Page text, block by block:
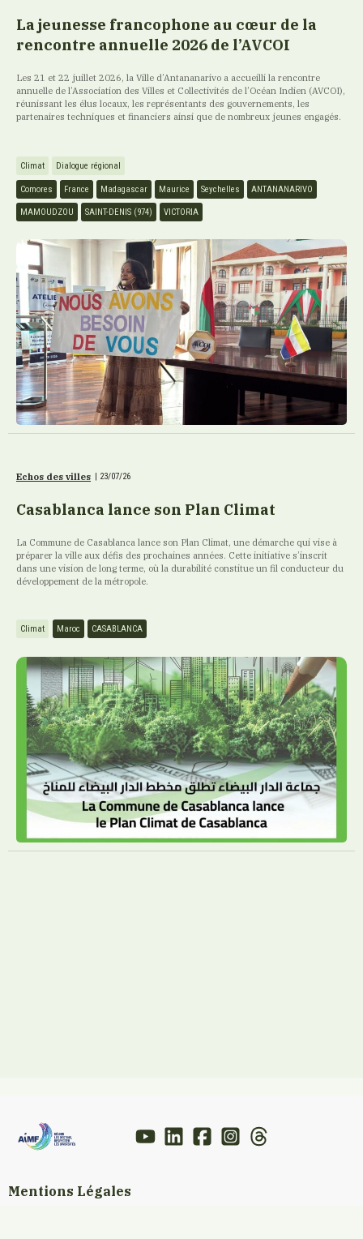
La jeunesse francophone au cœur de la
rencontre annuelle 2026 de l’AVCOI
Les 21 et 22 juillet 2026, la Ville d’Antananarivo a accueilli la rencontre
annuelle de l’Association des Villes et Collectivités de l’Océan Indien (AVCOI),
réunissant les élus locaux, les représentants des gouvernements, les
partenaires techniques et financiers ainsi que de nombreux jeunes engagés.
Climat Dialogue régional
Comores France Madagascar Maurice Seychelles ANTANANARIVO
MAMOUDZOU SAINT-DENIS (974) VICTORIA
Echos des villes 23/07/26
Casablanca lance son Plan Climat
La Commune de Casablanca lance son Plan Climat, une démarche qui vise à
préparer la ville aux défis des prochaines années. Cette initiative s’inscrit
dans une vision de long terme, où la durabilité constitue un fil conducteur du
développement de la métropole.
Climat Maroc CASABLANCA
Mentions Légales